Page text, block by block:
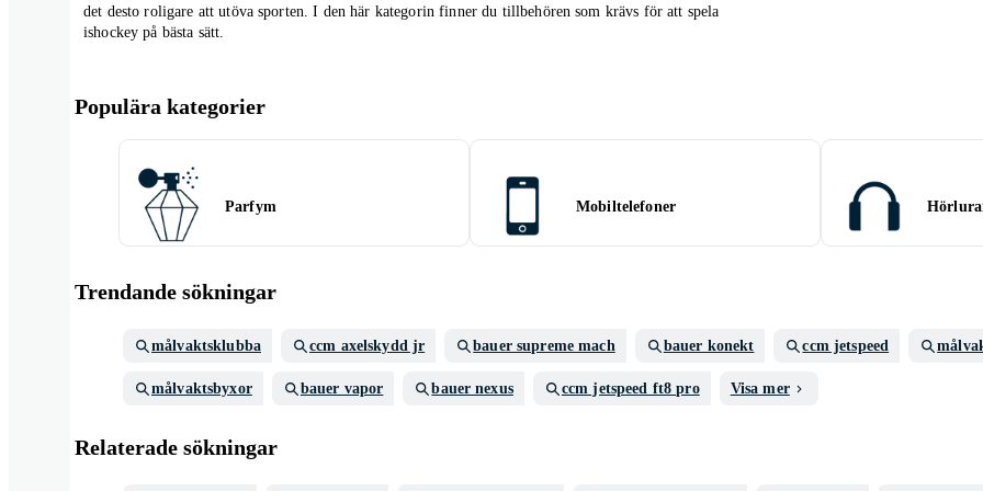
det desto roligare att utöva sporten. I den här kategorin finner du tillbehören som krävs för att spela
ishockey på bästa sätt.
Populära kategorier
Parfym Mobiltelefoner
Trendande sökningar
målvaktsklubba ccm axelskydd jr bauer supreme mach bauer konekt ccm jetspeed
målvaktsbyxor bauer vapor bauer nexus ccm jetspeed ft8 pro Visa mer
Relaterade sökningar